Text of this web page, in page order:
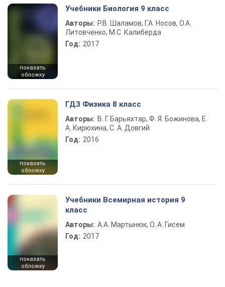
показать
обложку
Учебники Биология 9 класс
Авторы: Р.В. Шаламов, Г.А. Носов, О.А.
Литовченко, М.С. Калиберда
Год: 2017
показать
обложку
ГДЗ Физика 8 класс
Авторы: В. Г. Барьяхтар, Ф. Я. Божинова, Е.
А. Кирюхина, С. А. Довгий
Год: 2016
показать
обложку
Учебники Всемирная история 9
класс
Авторы: А.А. Мартынюк, О. А. Гисем
Год: 2017